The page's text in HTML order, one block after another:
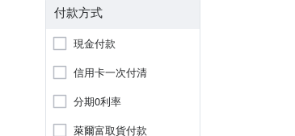
付款方式
現金付款
信用卡一次付清
分期0利率
萊爾富取貨付款